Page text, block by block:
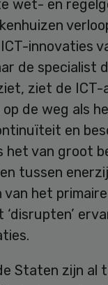
wet- en
innovaties
de specialist
ziet de ICT-
op de weg als
en
het van groot
tussen
het
Staten zijn al